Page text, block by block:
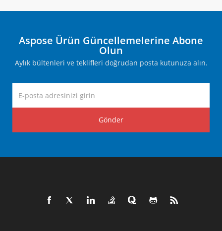
Aspose Ürün Güncellemelerine Abone
Olun
Aylık bültenleri ve teklifleri doğrudan posta kutunuza alın.
Gönder